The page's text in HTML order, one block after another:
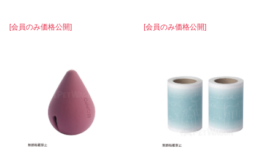
[会員のみ価格公開] [会員のみ価格公開]